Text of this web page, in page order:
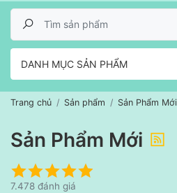
DANH MỤC SẢN PHẨM
Trang chủ Sản phẩm Sản Phẩm Mới
Sản Phẩm Mới
7.478 đánh giá